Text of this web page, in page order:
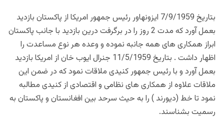
بتاریخ 7/9/1959 ایزونهاور رئیس جمهور امریکا از پاکستان بازدید
بعمل آورد که مدت 2 روز را در برگرفت درین بازدید با جانب پاکستان
ابراز همکاری های همه جانبه نموده و وعده هر نوع مساعدت را
اظهار داشت . بتاریخ 11/5/1959 جنرال ایوب خان از امریکا بازدید
بعمل آورد و با رئیس جمهور کنیدی ملاقات نمود که در ضمن این
ملاقات علاوه از همکاری های نظامی و اقتصادی از کنیدی مطالبه
نمود تا خط (دیورند ) را به حیث سرحد بین افغانستان و پاکستان به
رسمیت بشناسند.